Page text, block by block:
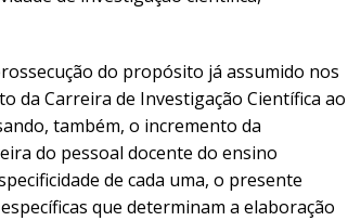
do propósito já assumido nos
da Carreira de Investigação Científica ao
também, o incremento da
do pessoal docente do ensino
de cada uma, o presente
que determinam a elaboração